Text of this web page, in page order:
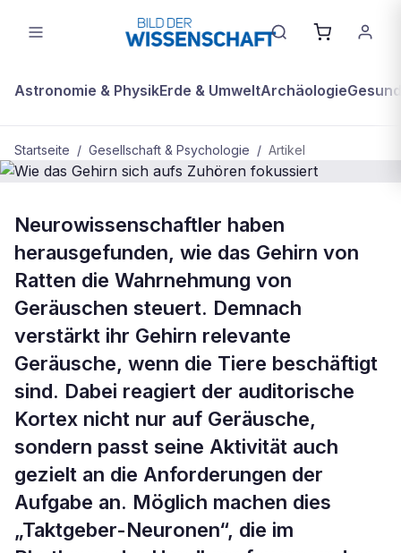
Astronomie & PhysikErde & UmweltArchäologie
Startseite / Gesellschaft & Psychologie / Artikel
GESELLSCHAFT & PSYCHOLOGIE
Wie das Gehirn sich aufs Zuhören
fokussiert
Neurowissenschaftler haben
herausgefunden, wie das Gehirn von
Ratten die Wahrnehmung von
Geräuschen steuert. Demnach
verstärkt ihr Gehirn relevante
Geräusche, wenn die Tiere beschäftigt
sind. Dabei reagiert der auditorische
Kortex nicht nur auf Geräusche,
sondern passt seine Aktivität auch
gezielt an die Anforderungen der
Aufgabe an. Möglich machen dies
„Taktgeber-Neuronen“, die im